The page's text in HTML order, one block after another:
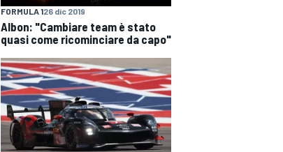
FORMULA 126 dic 2019
Albon: "Cambiare team è stato
quasi come ricominciare da capo"